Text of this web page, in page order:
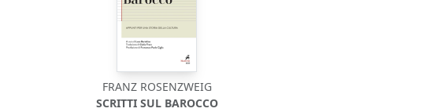
FRANZ ROSENZWEIG
SCRITTI SUL BAROCCO